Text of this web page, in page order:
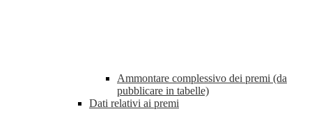
Ammontare complessivo dei premi (da
pubblicare in tabelle)
Dati relativi ai premi